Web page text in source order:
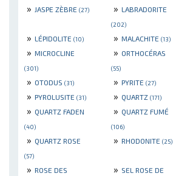
» JASPE ZÈBRE (27) » LABRADORITE
(202)
» LÉPIDOLITE (10) » MALACHITE (13)
» MICROCLINE
(301)
» ORTHOCÉRAS
(55)
» OTODUS (31) » PYRITE (27)
» PYROLUSITE (31) » QUARTZ (171)
» QUARTZ FADEN
(40)
» QUARTZ FUMÉ
(106)
» QUARTZ ROSE
(57)
» RHODONITE (25)
» ROSE DES
» SEL ROSE DE